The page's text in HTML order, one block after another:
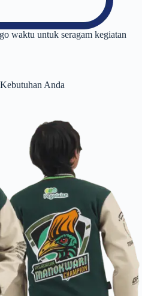
waktu untuk seragam kegiatan
Anda